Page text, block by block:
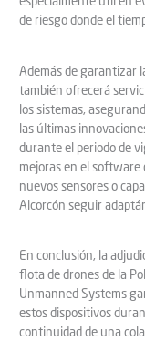
de riesgo donde el
Además de garantizar
también ofrecerá
los sistemas,
las últimas
durante el periodo de
mejoras en el software
nuevos sensores o
Alcorcón seguir
En conclusión, la
flota de drones de la
Unmanned Systems
estos dispositivos
continuidad de una